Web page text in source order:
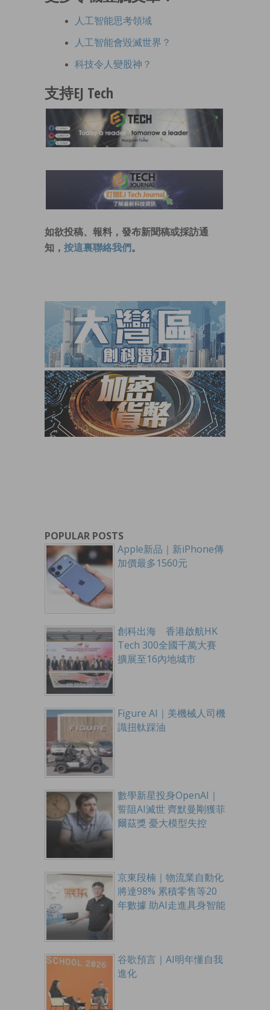
人工智能思考領域
人工智能會毀滅世界？
科技令人變股神？
支持EJ Tech
如欲投稿、報料，發布新聞稿或採訪通
知， 按這裏聯絡我們 。
POPULAR POSTS
Apple新品｜新iPhone傳
加價最多1560元
創科出海 香港啟航HK
Tech 300全國千萬大賽
擴展至16內地城市
Figure AI｜美機械人司機
識扭軚踩油
數學新星投身OpenAI｜
誓阻AI滅世 齊默曼剛獲菲
爾茲獎 憂大模型失控
京東段楠｜物流業自動化
將達98% 累積零售等20
年數據 助AI走進具身智能
谷歌預言｜AI明年懂自我
進化